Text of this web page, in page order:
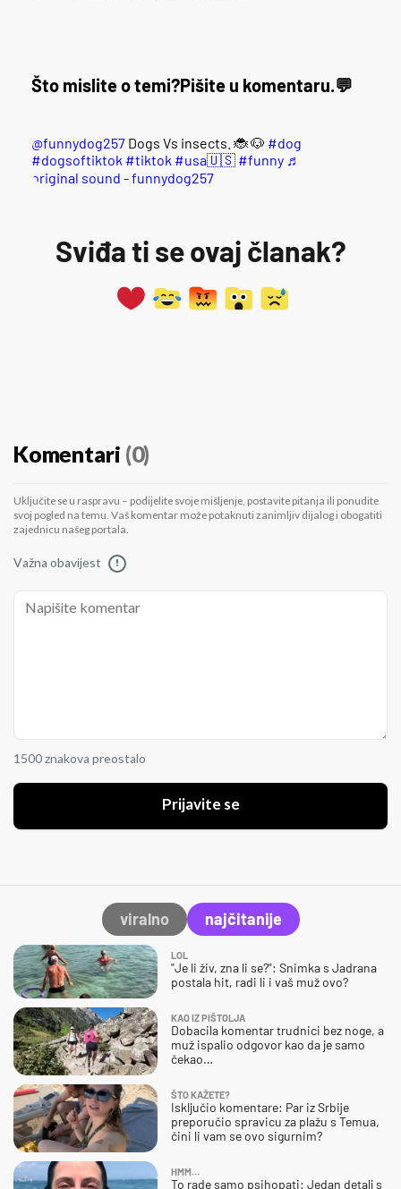
Što mislite o temi?Pišite u komentaru.
@funnydog257 Dogs Vs insects. 🐞 🐶 #dog
#dogsoftiktok #tiktok #usa🇺🇸 #funny ♬
original sound - funnydog257
Sviđa ti se ovaj članak?
Komentari (0)
Uključite se u raspravu – podijelite svoje mišljenje, postavite pitanja ili ponudite
svoj pogled na temu. Vaš komentar može potaknuti zanimljiv dijalog i obogatiti
zajednicu našeg portala.
Važna obavijest !
1500 znakova preostalo
Prijavite se
viralno najčitanije
LOL
"Je li živ, zna li se?": Snimka s Jadrana
postala hit, radi li i vaš muž ovo?
KAO IZ PIŠTOLJA
Dobacila komentar trudnici bez noge, a
muž ispalio odgovor kao da je samo
čekao…
ŠTO KAŽETE?
Isključio komentare: Par iz Srbije
preporučio spravicu za plažu s Temua,
čini li vam se ovo sigurnim?
HMM…
To rade samo psihopati: Jedan detalj s